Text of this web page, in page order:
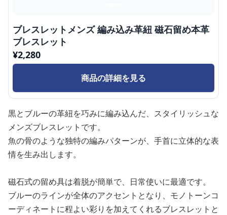
ブレスレットメンズ 編み込み革紐 磁石留め本革
ブレスレット
¥2,280
商品の詳細を見る
黒とブルーの革紐を巧みに編み込んだ、スタイリッシュな
メンズブレスレットです。
魚の骨のような独特の編みパターンが、手首に立体的な表
情を生み出します。
磁石式の留め具は着脱が簡単で、日常使いに最適です。
ブルーのラインが全体のアクセントとなり、モノトーンコ
ーディネートに程よい彩りを加えてくれるブレスレットと